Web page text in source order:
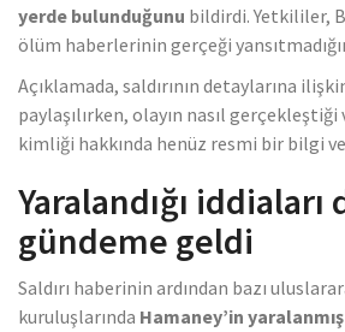
yerde bulunduğunu bildirdi. Yetkililer,
ölüm haberlerinin gerçeği
Açıklamada, saldırının detaylarına
paylaşılırken, olayın nasıl gerçekleştiği
kimliği hakkında henüz resmi bir bilgi
Yaralandığı iddiaları
gündeme geldi
Saldırı haberinin ardından bazı
kuruluşlarında Hamaney’in